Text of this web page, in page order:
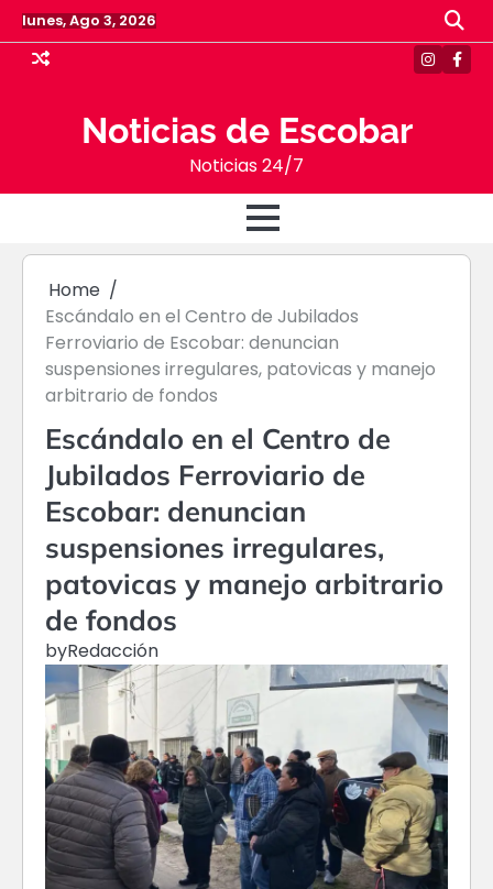
Skip
to
content
lunes, Ago 3, 2026
Noticias de Escobar
Noticias 24/7
Home
Escándalo en el Centro de Jubilados
Ferroviario de Escobar: denuncian
suspensiones irregulares, patovicas y manejo
arbitrario de fondos
Escándalo en el Centro de
Jubilados Ferroviario de
Escobar: denuncian
suspensiones irregulares,
patovicas y manejo arbitrario
de fondos
byRedacción